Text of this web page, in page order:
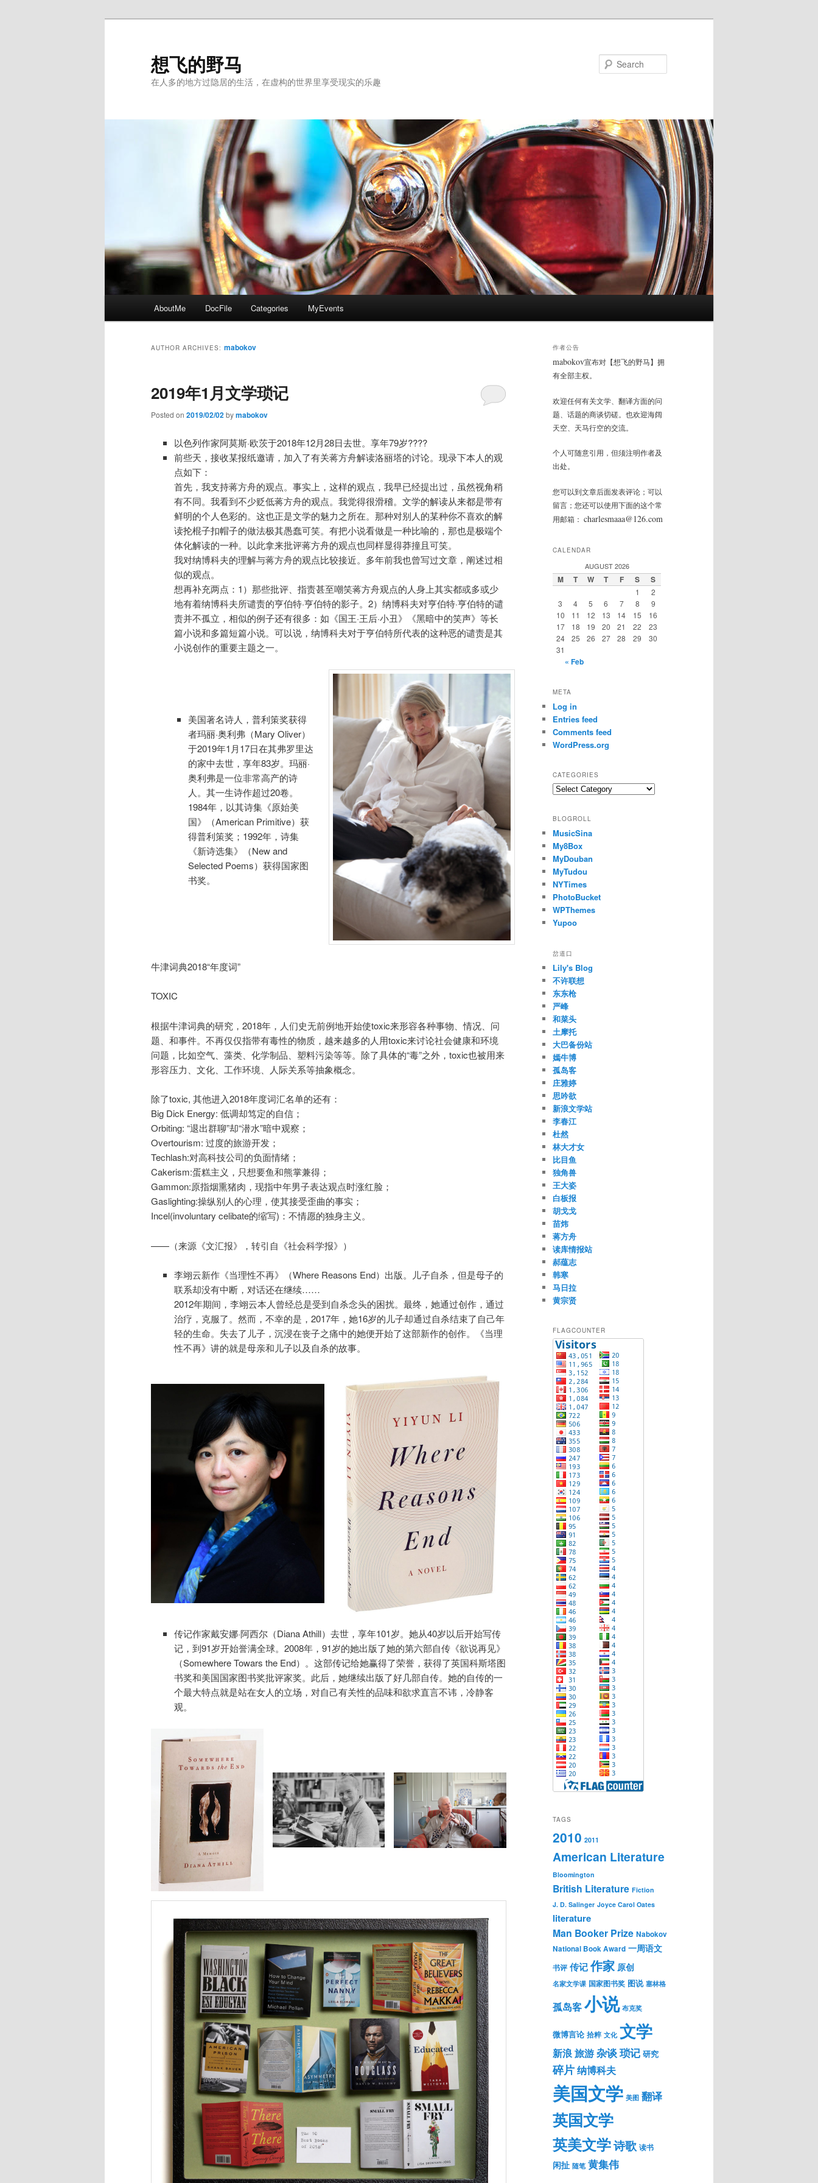
想飞的野马
在人多的地方过隐居的生活，在虚构的世界里享受现实的乐趣
AboutMe DocFile Categories MyEvents
AUTHOR ARCHIVES: mabokov
2019年1月文学琐记
Posted on 2019/02/02bymabokov
以色列作家阿莫斯·欧茨于2018年12月28日去世。享年79岁????
前些天，接收某报纸邀请，加入了有关蒋方舟解读洛丽塔的讨论。现录下本人的观
点如下：
首先，我支持蒋方舟的观点。事实上，这样的观点，我早已经提出过，虽然视角稍
有不同。我看到不少贬低蒋方舟的观点。我觉得很滑稽。文学的解读从来都是带有
鲜明的个人色彩的。这也正是文学的魅力之所在。那种对别人的某种你不喜欢的解
读抡棍子扣帽子的做法极其愚蠢可笑。有把小说看做是一种比喻的，那也是极端个
体化解读的一种。以此拿来批评蒋方舟的观点也同样显得莽撞且可笑。
我对纳博科夫的理解与蒋方舟的观点比较接近。多年前我也曾写过文章，阐述过相
似的观点。
想再补充两点：1）那些批评、指责甚至嘲笑蒋方舟观点的人身上其实都或多或少
地有着纳博科夫所谴责的亨伯特·亨伯特的影子。2）纳博科夫对亨伯特·亨伯特的谴
责并不孤立，相似的例子还有很多：如《国王·王后·小丑》《黑暗中的笑声》等长
篇小说和多篇短篇小说。可以说，纳博科夫对于亨伯特所代表的这种恶的谴责是其
小说创作的重要主题之一。
美国著名诗人，普利策奖获得
者玛丽·奥利弗（Mary Oliver）
于2019年1月17日在其弗罗里达
的家中去世，享年83岁。玛丽·
奥利弗是一位非常高产的诗
人。其一生诗作超过20卷。
1984年，以其诗集《原始美
国》（American Primitive）获
得普利策奖；1992年，诗集
《新诗选集》（New and
Selected Poems）获得国家图
书奖。
牛津词典2018“年度词”
TOXIC
根据牛津词典的研究，2018年，人们史无前例地开始使toxic来形容各种事物、情况、问
题、和事件。不再仅仅指带有毒性的物质，越来越多的人用toxic来讨论社会健康和环境
问题，比如空气、藻类、化学制品、塑料污染等等。除了具体的“毒”之外，toxic也被用来
形容压力、文化、工作环境、人际关系等抽象概念。
除了toxic, 其他进入2018年度词汇名单的还有：
Big Dick Energy: 低调却笃定的自信；
Orbiting: “退出群聊”却“潜水”暗中观察；
Overtourism: 过度的旅游开发；
Techlash:对高科技公司的负面情绪；
Cakerism:蛋糕主义，只想要鱼和熊掌兼得；
Gammon:原指烟熏猪肉，现指中年男子表达观点时涨红脸；
Gaslighting:操纵别人的心理，使其接受歪曲的事实；
Incel(involuntary celibate的缩写)：不情愿的独身主义。
——（来源《文汇报》，转引自《社会科学报》）
李翊云新作《当理性不再》（Where Reasons End）出版。儿子自杀，但是母子的
联系却没有中断，对话还在继续……
2012年期间，李翊云本人曾经总是受到自杀念头的困扰。最终，她通过创作，通过
治疗，克服了。然而，不幸的是，2017年，她16岁的儿子却通过自杀结束了自己年
轻的生命。失去了儿子，沉浸在丧子之痛中的她便开始了这部新作的创作。《当理
性不再》讲的就是母亲和儿子以及自杀的故事。
传记作家戴安娜·阿西尔（Diana Athill）去世，享年101岁。她从40岁以后开始写传
记，到91岁开始誉满全球。2008年，91岁的她出版了她的第六部自传《欲说再见》
（Somewhere Towars the End）。这部传记给她赢得了荣誉，获得了英国科斯塔图
书奖和美国国家图书奖批评家奖。此后，她继续出版了好几部自传。她的自传的一
个最大特点就是站在女人的立场，对自己有关性的品味和欲求直言不讳，冷静客
观。
作者公告
mabokov宣布对【想飞的野马】拥
有全部主权。
欢迎任何有关文学、翻译方面的问
题、话题的商谈切磋。也欢迎海阔
天空、天马行空的交流。
个人可随意引用，但须注明作者及
出处。
您可以到文章后面发表评论；可以
留言；您还可以使用下面的这个常
用邮箱： charlesmaaa@126.com
CALENDAR
AUGUST 2026
M T W T F S S
1
2
3
4 5 6 7 8
9
10
11 12 13 14 15
16
17
18 19 20 21 22
23
24
25 26 27 28 29
30
31
« Feb
META
Log in
Entries feed
Comments feed
WordPress.org
CATEGORIES
Categories
BLOGROLL
MusicSina
My8Box
MyDouban
MyTudou
NYTimes
PhotoBucket
WPThemes
Yupoo
岔道口
Lily's Blog
不许联想
东东枪
严峰
和菜头
土摩托
大巴备份站
嫣牛博
孤岛客
庄雅婷
思吟欲
新浪文学站
李春江
杜然
林大才女
比目鱼
独角兽
王大姿
白板报
胡戈戈
苗炜
蒋方舟
读库情报站
郝蕴志
韩寒
马日拉
黄宗贤
FLAGCOUNTER
TAGS
2010 2011
American Literature
Bloomington
British Literature Fiction
J. D. Salinger Joyce Carol Oates
literature
Man Booker Prize Nabokov
National Book Award 一周语文
书评 传记作家 原创
名家文学课 国家图书奖 图说 塞林格
孤岛客小说 布克奖
微博言论 拾粹 文化 文学
新浪旅游杂谈琐记 研究
碎片纳博科夫
美国文学 美图 翻译
英国文学
英美文学诗歌 读书
闲扯 随笔 黄集伟